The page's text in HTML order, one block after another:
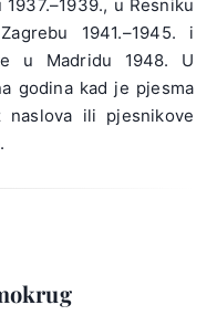
u Resniku
1941.–1945. i
u Madridu 1948. U
godina kad je pjesma
ili pjesnikove